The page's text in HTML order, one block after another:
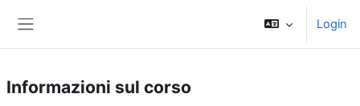
Login
Informazioni sul corso